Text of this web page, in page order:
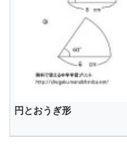
円とおうぎ形